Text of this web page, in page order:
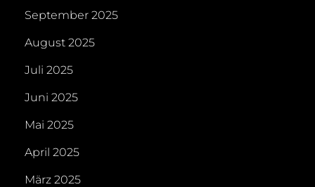
September 2025
August 2025
Juli 2025
Juni 2025
Mai 2025
April 2025
März 2025